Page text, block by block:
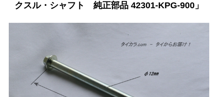
クスル・シャフト 純正部品 42301-KPG-900」